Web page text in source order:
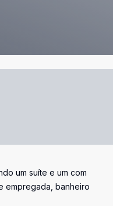
um suíte e um com
empregada, banheiro